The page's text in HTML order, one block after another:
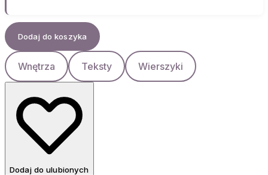
Dodaj do koszyka
Wnętrza Teksty Wierszyki
Dodaj do ulubionych